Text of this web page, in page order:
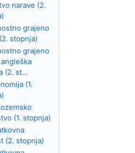
narave (2.
grajeno
stopnja)
grajeno
(2. st...
(1.
(1. stopnja)
(2. stopnja)